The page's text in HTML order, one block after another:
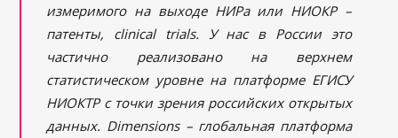
измеримого на выходе НИРа или НИОКР –
патенты, clinical trials. У нас в России это
частично реализовано на верхнем
статистическом уровне на платформе ЕГИСУ
НИОКТР с точки зрения российских открытых
данных. Dimensions – глобальная платформа